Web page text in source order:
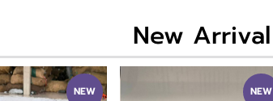
New Arrival
NEW NEW